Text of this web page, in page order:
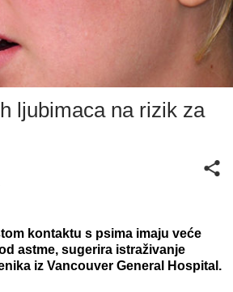
ljubimaca na rizik za
kontaktu s psima imaju veće
astme, sugerira istraživanje
iz Vancouver General Hospital.